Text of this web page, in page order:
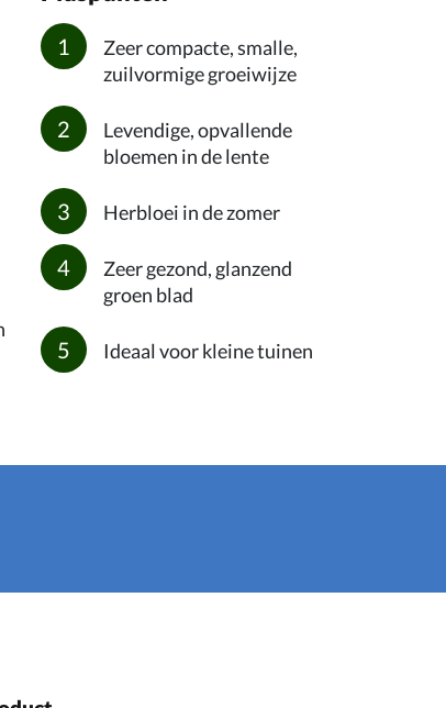
Zeer compacte, smalle,
zuilvormige groeiwijze
Levendige, opvallende
bloemen in de lente
Herbloei in de zomer
Zeer gezond, glanzend
groen blad
Ideaal voor kleine tuinen